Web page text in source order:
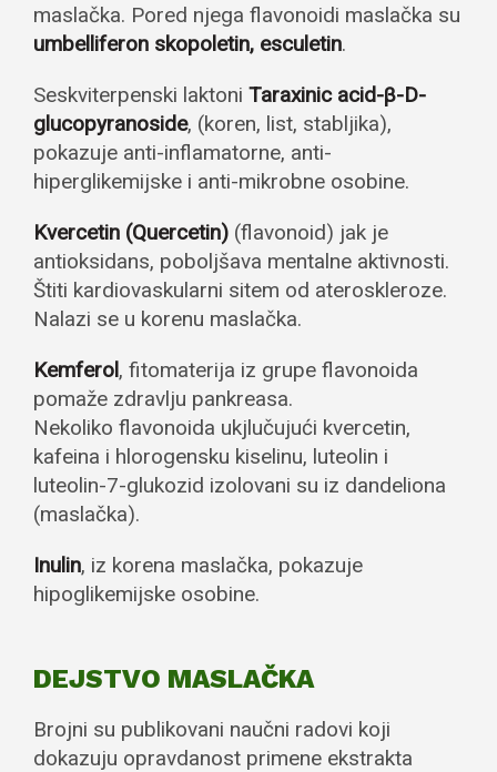
maslačka. Pored njega flavonoidi maslačka su
umbelliferon skopoletin, esculetin.
Seskviterpenski laktoni Taraxinic acid-β-D-
glucopyranoside, (koren, list, stabljika),
pokazuje anti-inflamatorne, anti-
hiperglikemijske i anti-mikrobne osobine.
Kvercetin (Quercetin) (flavonoid) jak je
antioksidans, poboljšava mentalne aktivnosti.
Štiti kardiovaskularni sitem od ateroskleroze.
Nalazi se u korenu maslačka.
Kemferol, fitomaterija iz grupe flavonoida
pomaže zdravlju pankreasa.
Nekoliko flavonoida ukjlučujući kvercetin,
kafeina i hlorogensku kiselinu, luteolin i
luteolin-7-glukozid izolovani su iz dandeliona
(maslačka).
Inulin, iz korena maslačka, pokazuje
hipoglikemijske osobine.
DEJSTVO MASLAČKA
Brojni su publikovani naučni radovi koji
dokazuju opravdanost primene ekstrakta